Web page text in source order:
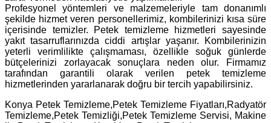
Profesyonel yöntemleri ve malzemeleriyle tam donanımlı
şekilde hizmet veren personellerimiz, kombilerinizi kısa süre
içerisinde temizler. Petek temizleme hizmetleri sayesinde
yakıt tasarruflarınızda ciddi artışlar yaşanır. Kombilerinizin
yeterli verimlilikte çalışmaması, özellikle soğuk günlerde
bütçelerinizi zorlayacak sonuçlara neden olur. Firmamız
tarafından garantili olarak verilen petek temizleme
hizmetlerinden yararlanarak doğru bir tercih yapabilirsiniz.
Konya Petek Temizleme,Petek Temizleme Fiyatları,Radyatör
Temizleme,Petek Temizliği,Petek Temizleme Servisi, Makine